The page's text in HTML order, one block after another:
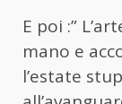
E poi :”
mano e
l’estate